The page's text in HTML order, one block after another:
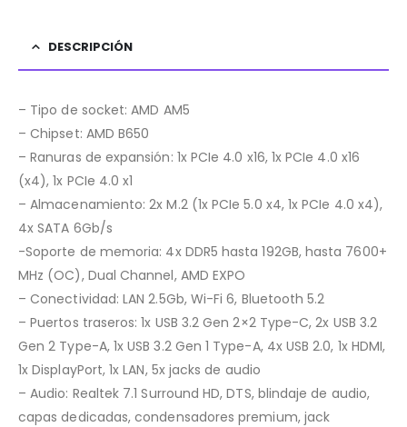
DESCRIPCIÓN
– Tipo de socket: AMD AM5
– Chipset: AMD B650
– Ranuras de expansión: 1x PCIe 4.0 x16, 1x PCIe 4.0 x16
(x4), 1x PCIe 4.0 x1
– Almacenamiento: 2x M.2 (1x PCIe 5.0 x4, 1x PCIe 4.0 x4),
4x SATA 6Gb/s
-Soporte de memoria: 4x DDR5 hasta 192GB, hasta 7600+
MHz (OC), Dual Channel, AMD EXPO
– Conectividad: LAN 2.5Gb, Wi-Fi 6, Bluetooth 5.2
– Puertos traseros: 1x USB 3.2 Gen 2×2 Type-C, 2x USB 3.2
Gen 2 Type-A, 1x USB 3.2 Gen 1 Type-A, 4x USB 2.0, 1x HDMI,
1x DisplayPort, 1x LAN, 5x jacks de audio
– Audio: Realtek 7.1 Surround HD, DTS, blindaje de audio,
capas dedicadas, condensadores premium, jack